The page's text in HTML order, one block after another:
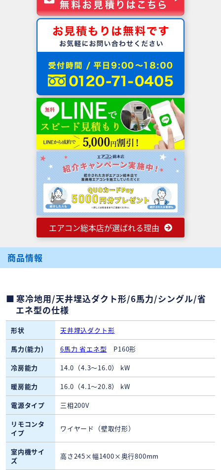
エアコン総本店が選ばれる理由
商品情報
寒冷地用/天井埋込ダクト形/6馬力/シングル/省
エネ型の仕様
形状
天井埋込ダクト形
馬力(能力)
6馬力 省エネ型 P160形
冷房能力
14.0（4.3～16.0） kW
暖房能力
16.0（4.1～20.8） kW
電源タイプ
三相200V
リモコンタ
イプ
ワイヤード（壁取付形）
室内機サイ
ズ
高さ245×幅1400×奥行800mm